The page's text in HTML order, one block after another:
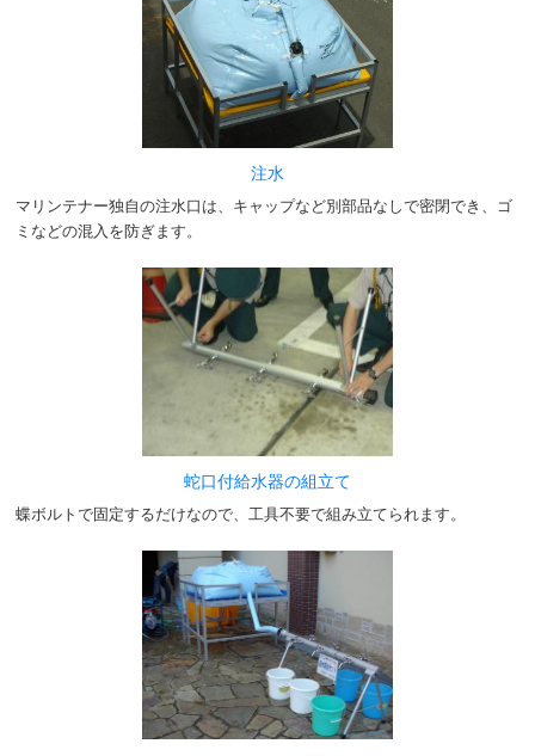
注水
マリンテナー独自の注水口は、キャップなど別部品なしで密閉でき、ゴ
ミなどの混入を防ぎます。
蛇口付給水器の組立て
蝶ボルトで固定するだけなので、工具不要で組み立てられます。